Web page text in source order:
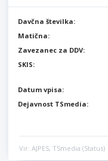
Davčna številka:
Matična:
Zavezanec za DDV:
SKIS:
Datum vpisa:
Dejavnost TSmedia:
Vir: AJPES, TSmedia (Status)